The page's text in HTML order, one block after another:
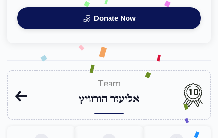
Donate Now
Team
אליעזר הורוויץ 10